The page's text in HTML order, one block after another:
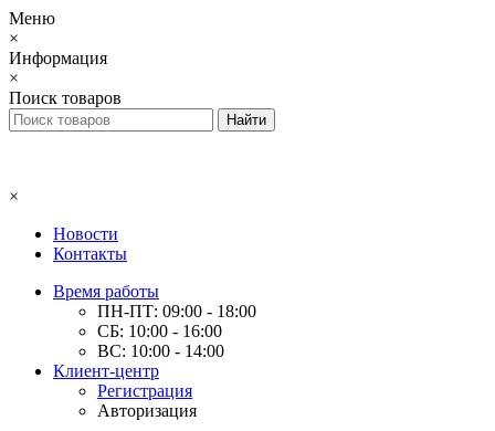
Меню
×
Информация
×
Поиск товаров
×
Новости
Контакты
Время работы
ПН-ПТ: 09:00 - 18:00
СБ: 10:00 - 16:00
ВС: 10:00 - 14:00
Клиент-центр
Регистрация
Авторизация